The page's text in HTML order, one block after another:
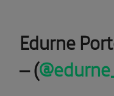
Edurne
– (